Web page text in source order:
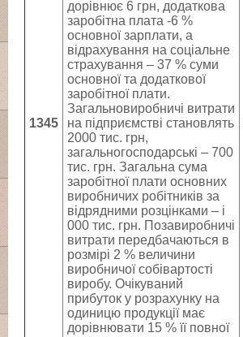
1345
дорівнює 6 грн, додаткова
заробітна плата -6 %
основної зарплати, а
відрахування на соціальне
страхування – 37 % суми
основної та додаткової
заробітної плати.
Загальновиробничі витрати
на підприємстві становлять
2000 тис. грн,
загальногосподарські – 700
тис. грн. Загальна сума
заробітної плати основних
виробничих робітників за
відрядними розцінками – і
000 тис. грн. Позавиробничі
витрати передбачаються в
розмірі 2 % величини
виробничої собівартості
виробу. Очікуваний
прибуток у розрахунку на
одиницю продукції має
дорівнювати 15 % її повної